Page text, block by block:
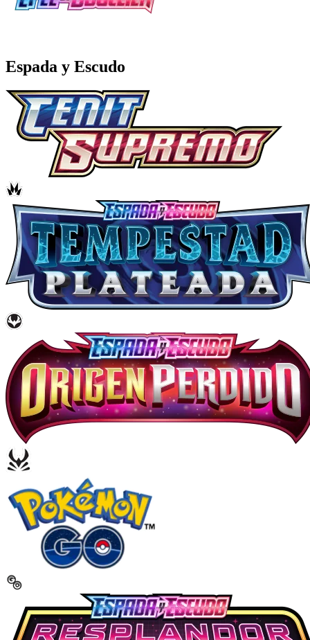
Espada y Escudo